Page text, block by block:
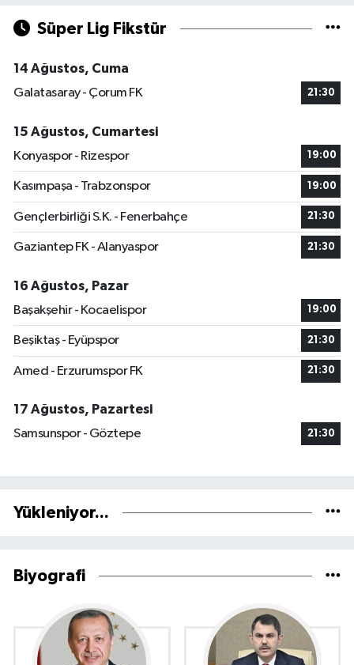
Süper Lig Fikstür
14 Ağustos, Cuma
Galatasaray - Çorum FK
21:30
15 Ağustos, Cumartesi
Konyaspor - Rizespor
19:00
Kasımpaşa - Trabzonspor 19:00
Gençlerbirliği S.K. - Fenerbahçe 21:30
Gaziantep FK - Alanyaspor 21:30
16 Ağustos, Pazar
Başakşehir - Kocaelispor
19:00
Beşiktaş - Eyüpspor 21:30
Amed - Erzurumspor FK 21:30
17 Ağustos, Pazartesi
Samsunspor - Göztepe
21:30
Yükleniyor...
Biyografi